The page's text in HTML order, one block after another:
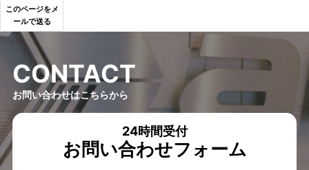
このページをメ
ールで送る
CONTACT
お問い合わせはこちらから
24時間受付
お問い合わせフォーム